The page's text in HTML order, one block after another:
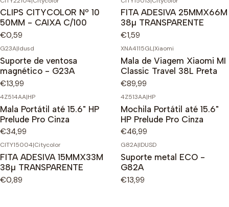
CLIPS CITYCOLOR Nº 10
50MM - CAIXA C/100
€0,59
FITA ADESIVA 25MMX66M
38µ TRANSPARENTE
€1,59
G23A|Idusd
Suporte de ventosa
magnético - G23A
€13,99
XNA4115GL|Xiaomi
Mala de Viagem Xiaomi MI
Classic Travel 38L Preta
€89,99
4Z514AA|HP
Mala Portátil até 15.6" HP
Prelude Pro Cinza
€34,99
4Z513AA|HP
Mochila Portátil até 15.6"
HP Prelude Pro Cinza
€46,99
CITY15004|Citycolor
FITA ADESIVA 15MMX33M
38µ TRANSPARENTE
€0,89
G82A|IDUSD
Suporte metal ECO -
G82A
€13,99